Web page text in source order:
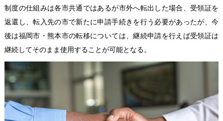
制度の仕組みは各市共通ではあるが市外へ転出した場合、受領証を
返還し、転入先の市で新たに申請手続きを行う必要があったが、今
後は福岡市・熊本市の転移については、継続申請を行えば受領証は
継続してそのまま使用することが可能となる。